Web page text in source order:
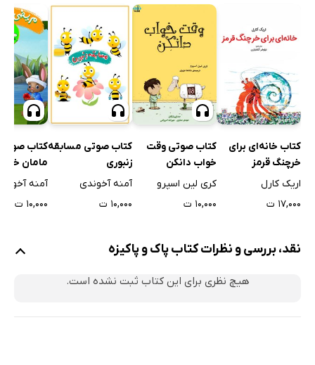
کتاب خانه‌ای برای
خرچنگ قرمز
اریک کارل
۱۷,۰۰۰ ت
کتاب صوتی وقت
خواب دانکن
کری لین اسپرو
۱۰,۰۰۰ ت
کتاب صوتی مسابقه
زنبوری
آمنه آخوندی
۱۰,۰۰۰ ت
کتاب
مامان
آمنه
۱۰,۰۰۰ ت
نقد، بررسی و نظرات کتاب پاک و پاکیزه
هیچ نظری برای این کتاب ثبت نشده است.